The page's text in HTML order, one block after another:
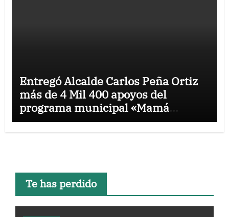
Entregó Alcalde Carlos Peña Ortiz
más de 4 Mil 400 apoyos del
programa municipal «Mamá
Luchona»
Te has perdido